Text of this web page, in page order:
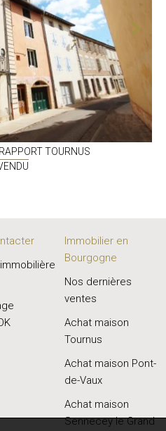
TOURNUS
Immobilier en
Bourgogne
Nos dernières
ventes
Achat maison
Tournus
Achat maison Pont-
de-Vaux
Achat maison
Sennecey le Grand